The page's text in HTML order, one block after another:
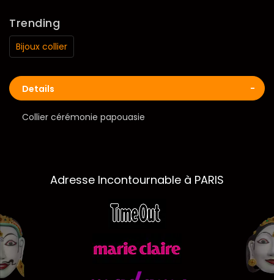
Trending
Bijoux collier
Details
Collier cérémonie papouasie
Adresse Incontournable à PARIS